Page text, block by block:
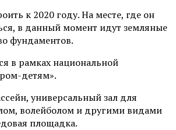
к 2020 году. На месте, где он
в данный момент идут земляные
фундаментов.
в рамках национальной
детям».
универсальный зал для
волейболом и другими видами
площадка.